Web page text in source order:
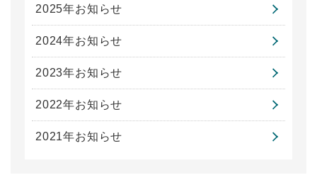
2025年お知らせ
2024年お知らせ
2023年お知らせ
2022年お知らせ
2021年お知らせ